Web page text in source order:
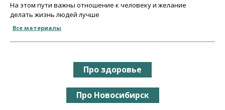
На этом пути важны отношение к человеку и желание
делать жизнь людей лучше
Все материалы
Про здоровье
Про Новосибирск